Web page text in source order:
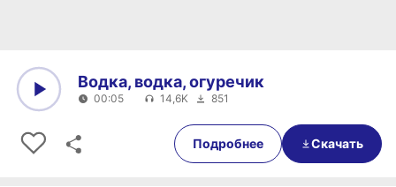
00:05
Водка, водка, огуречик
00:05 14,6K 851
Подробнее Скачать